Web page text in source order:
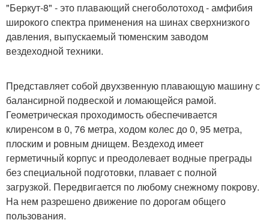
"Беркут-8" - это плавающий снегоболотоход - амфибия
широкого спектра применения на шинах сверхнизкого
давления, выпускаемый тюменским заводом
вездеходной техники.
Представляет собой двухзвенную плавающую машину с
балансирной подвеской и ломающейся рамой.
Геометрическая проходимость обеспечивается
клиренсом в 0, 76 метра, ходом колес до 0, 95 метра,
плоским и ровным днищем. Вездеход имеет
герметичный корпус и преодолевает водные преграды
без специальной подготовки, плавает с полной
загрузкой. Передвигается по любому снежному покрову.
На нем разрешено движение по дорогам общего
пользования.